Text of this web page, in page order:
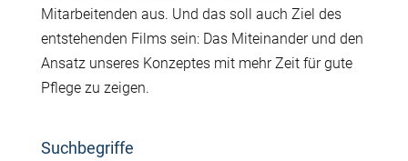
Mitarbeitenden aus. Und das soll auch Ziel des
entstehenden Films sein: Das Miteinander und den
Ansatz unseres Konzeptes mit mehr Zeit für gute
Pflege zu zeigen.
Suchbegriffe